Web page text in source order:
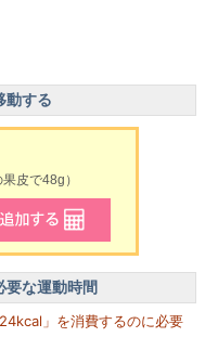
動する
皮で48g）
要な運動時間
」を消費するのに必要